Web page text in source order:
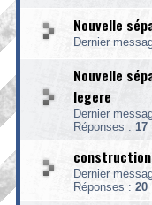
Nouvelle
Dernier
Nouvelle
legere
Dernier
Réponses : 17
Dernier
Réponses : 20